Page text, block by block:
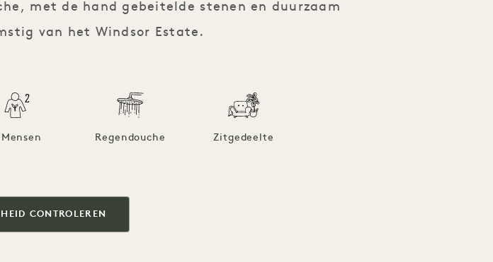
met de hand gebeitelde stenen en duurzaam
van het Windsor Estate.
Regendouche Zitgedeelte
CONTROLEREN